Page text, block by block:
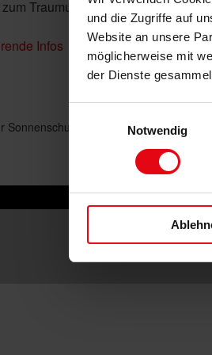
und die Zugriffe auf
Website an unsere
möglicherweise mit
der Dienste
Notwendig
Traumurlaub wird.
Infos
Sonnenschutz – so einfach wie nie